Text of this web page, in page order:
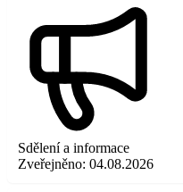
Sdělení a informace
Zveřejněno: 04.08.2026